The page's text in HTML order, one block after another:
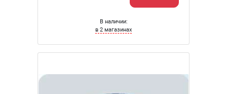
В наличии:
в 2 магазинах